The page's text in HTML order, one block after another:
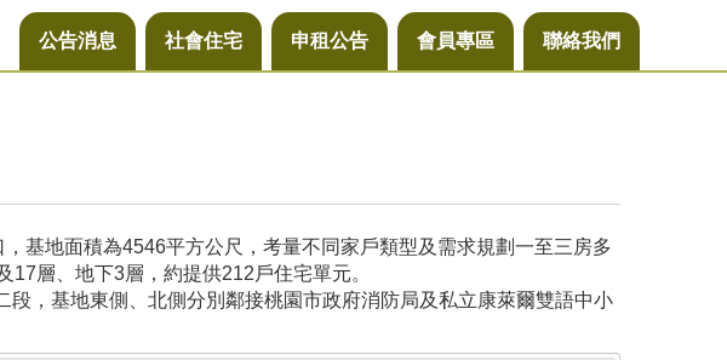
公告消息 社會住宅 申租公告 會員專區 聯絡我們
基地面積為4546平方公尺，考量不同家戶類型及需求規劃一至三房多
層、地下3層，約提供212戶住宅單元。
，基地東側、北側分別鄰接桃園市政府消防局及私立康萊爾雙語中小